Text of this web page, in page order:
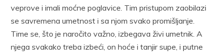
veprove i imali moćne poglavice. Tim pristupom zaobilazi
se savremena umetnost i sa njom svako promišljanje.
Time se, što je naročito važno, izbegava živi umetnik. A
njega svakako treba izbeći, on hoće i tanjir supe, i putne